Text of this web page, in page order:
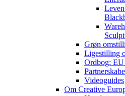
Grøn
Ligestilling
Ordbog:
Videoguides
Om Creative